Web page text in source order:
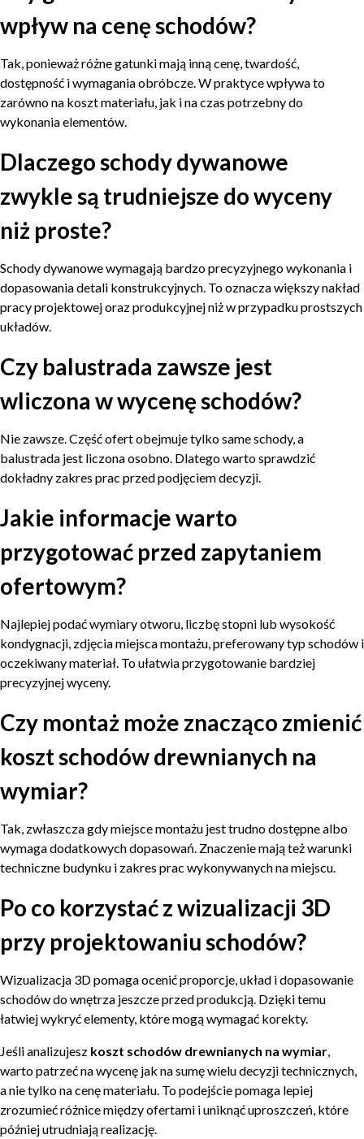
wpływ na cenę schodów?
Tak, ponieważ różne gatunki mają inną cenę, twardość,
dostępność i wymagania obróbcze. W praktyce wpływa to
zarówno na koszt materiału, jak i na czas potrzebny do
wykonania elementów.
Dlaczego schody dywanowe
zwykle są trudniejsze do wyceny
niż proste?
Schody dywanowe wymagają bardzo precyzyjnego wykonania i
dopasowania detali konstrukcyjnych. To oznacza większy nakład
pracy projektowej oraz produkcyjnej niż w przypadku prostszych
układów.
Czy balustrada zawsze jest
wliczona w wycenę schodów?
Nie zawsze. Część ofert obejmuje tylko same schody, a
balustrada jest liczona osobno. Dlatego warto sprawdzić
dokładny zakres prac przed podjęciem decyzji.
Jakie informacje warto
przygotować przed zapytaniem
ofertowym?
Najlepiej podać wymiary otworu, liczbę stopni lub wysokość
kondygnacji, zdjęcia miejsca montażu, preferowany typ schodów i
oczekiwany materiał. To ułatwia przygotowanie bardziej
precyzyjnej wyceny.
Czy montaż może znacząco zmienić
koszt schodów drewnianych na
wymiar?
Tak, zwłaszcza gdy miejsce montażu jest trudno dostępne albo
wymaga dodatkowych dopasowań. Znaczenie mają też warunki
techniczne budynku i zakres prac wykonywanych na miejscu.
Po co korzystać z wizualizacji 3D
przy projektowaniu schodów?
Wizualizacja 3D pomaga ocenić proporcje, układ i dopasowanie
schodów do wnętrza jeszcze przed produkcją. Dzięki temu
łatwiej wykryć elementy, które mogą wymagać korekty.
Jeśli analizujesz koszt schodów drewnianych na wymiar,
warto patrzeć na wycenę jak na sumę wielu decyzji technicznych,
a nie tylko na cenę materiału. To podejście pomaga lepiej
zrozumieć różnice między ofertami i uniknąć uproszczeń, które
później utrudniają realizację.